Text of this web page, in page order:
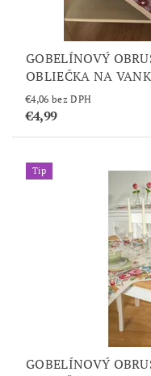
GOBELÍNOVÝ
OBLIEČKA NA
€4,06 bez DPH
€4,99
Tip
GOBELÍNOVÝ